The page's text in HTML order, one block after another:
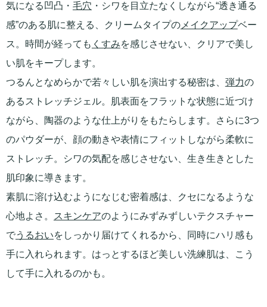
気になる凹凸・ 毛穴 ・シワを目立たなくしながら“透き通る
感”のある肌に整える、クリームタイプのメイクアップベー
ス。時間が経っても くすみを感じさせない、クリアで美し
い肌をキープします。
つるんとなめらかで若々しい肌を演出する秘密は、 弾力の
あるストレッチジェル。肌表面をフラットな状態に近づけ
ながら、陶器のような仕上がりをもたらします。さらに3つ
のパウダーが、顔の動きや表情にフィットしながら柔軟に
ストレッチ。シワの気配を感じさせない、生き生きとした
肌印象に導きます。
素肌に溶け込むようになじむ密着感は、クセになるような
心地よさ。
スキンケアのようにみずみずしいテクスチャー
でうるおいをしっかり届けてくれるから、同時にハリ感も
手に入れられます。はっとするほど美しい洗練肌は、こう
して手に入れるのかも。